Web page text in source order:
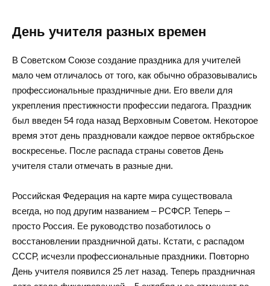
День учителя разных времен
В Советском Союзе создание праздника для учителей
мало чем отличалось от того, как обычно образовывались
профессиональные праздничные дни. Его ввели для
укрепления престижности профессии педагога. Праздник
был введен 54 года назад Верховным Советом. Некоторое
время этот день праздновали каждое первое октябрьское
воскресенье. После распада страны советов День
учителя стали отмечать в разные дни.
Российская Федерация на карте мира существовала
всегда, но под другим названием – РСФСР. Теперь –
просто Россия. Ее руководство позаботилось о
восстановлении праздничной даты. Кстати, с распадом
СССР, исчезли профессиональные праздники. Повторно
День учителя появился 25 лет назад. Теперь праздничная